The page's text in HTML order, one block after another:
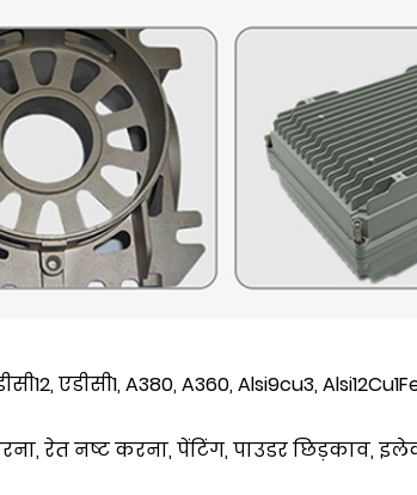
एडीसी1, A380, A360, Alsi9cu3,
रेत नष्ट करना, पेंटिंग, पाउडर छिड़काव,